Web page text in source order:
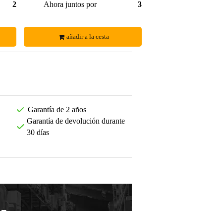
26,00 €
Ahora juntos por
33,00 €
añadir a la cesta
Garantía de 2 años
Garantía de devolución durante
30 días